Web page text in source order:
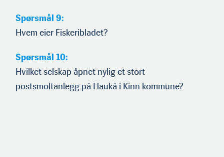
Spørsmål 9:
Hvem eier Fiskeribladet?
Spørsmål 10:
Hvilket selskap åpnet nylig et stort
postsmoltanlegg på Haukå i Kinn kommune?